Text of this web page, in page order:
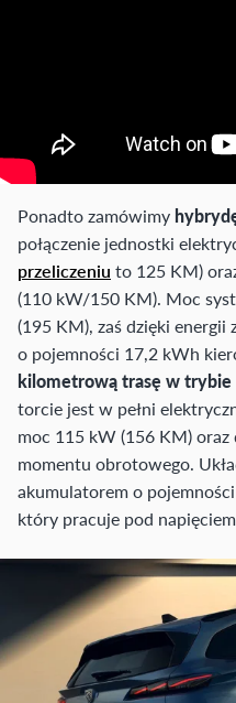
Ponadto zamówimy
połączenie jednostki
przeliczeniu to 125 KM)
(110 kW/150 KM). Moc
(195 KM), zaś dzięki
o pojemności 17,2 kWh
kilometrową trasę w trybie
torcie jest w pełni
moc 115 kW (156 KM)
momentu obrotowego.
akumulatorem o
który pracuje pod